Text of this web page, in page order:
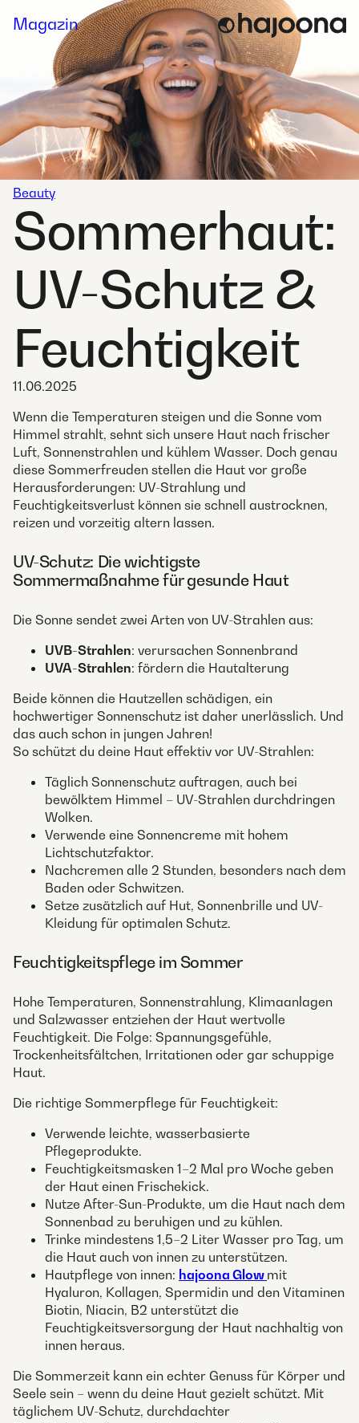
Magazin
Beauty
Sommerhaut:
UV-Schutz &
Feuchtigkeit
11.06.2025
Wenn die Temperaturen steigen und die Sonne vom
Himmel strahlt, sehnt sich unsere Haut nach frischer
Luft, Sonnenstrahlen und kühlem Wasser. Doch genau
diese Sommerfreuden stellen die Haut vor große
Herausforderungen: UV-Strahlung und
Feuchtigkeitsverlust können sie schnell austrocknen,
reizen und vorzeitig altern lassen.
UV-Schutz: Die wichtigste
Sommermaßnahme für gesunde Haut
Die Sonne sendet zwei Arten von UV-Strahlen aus:
UVB-Strahlen: verursachen Sonnenbrand
UVA-Strahlen: fördern die Hautalterung
Beide können die Hautzellen schädigen, ein
hochwertiger Sonnenschutz ist daher unerlässlich. Und
das auch schon in jungen Jahren!
So schützt du deine Haut effektiv vor UV-Strahlen:
Täglich Sonnenschutz auftragen, auch bei
bewölktem Himmel – UV-Strahlen durchdringen
Wolken.
Verwende eine Sonnencreme mit hohem
Lichtschutzfaktor.
Nachcremen alle 2 Stunden, besonders nach dem
Baden oder Schwitzen.
Setze zusätzlich auf Hut, Sonnenbrille und UV-
Kleidung für optimalen Schutz.
Feuchtigkeitspflege im Sommer
Hohe Temperaturen, Sonnenstrahlung, Klimaanlagen
und Salzwasser entziehen der Haut wertvolle
Feuchtigkeit. Die Folge: Spannungsgefühle,
Trockenheitsfältchen, Irritationen oder gar schuppige
Haut.
Die richtige Sommerpflege für Feuchtigkeit:
Verwende leichte, wasserbasierte
Pflegeprodukte.
Feuchtigkeitsmasken 1–2 Mal pro Woche geben
der Haut einen Frischekick.
Nutze After-Sun-Produkte, um die Haut nach dem
Sonnenbad zu beruhigen und zu kühlen.
Trinke mindestens 1,5–2 Liter Wasser pro Tag, um
die Haut auch von innen zu unterstützen.
Hautpflege von innen: hajoona Glow mit
Hyaluron, Kollagen, Spermidin und den Vitaminen
Biotin, Niacin, B2 unterstützt die
Feuchtigkeitsversorgung der Haut nachhaltig von
innen heraus.
Die Sommerzeit kann ein echter Genuss für Körper und
Seele sein – wenn du deine Haut gezielt schützt. Mit
täglichem UV-Schutz, durchdachter